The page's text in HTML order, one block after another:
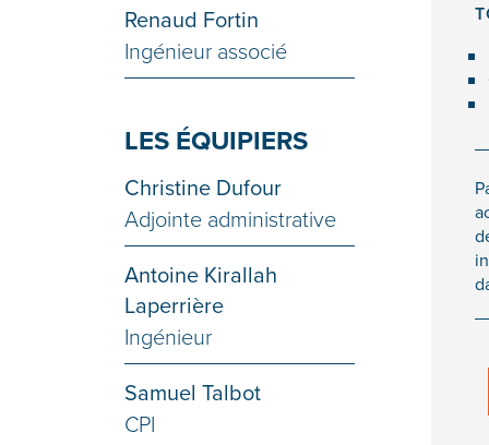
Renaud Fortin
Ingénieur associé
LES ÉQUIPIERS
Christine Dufour
Adjointe administrative
Antoine Kirallah
Laperrière
Ingénieur
Samuel Talbot
CPI